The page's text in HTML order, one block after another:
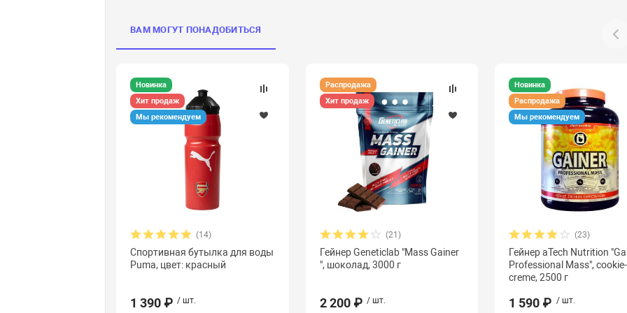
ВАМ МОГУТ ПОНАДОБИТЬСЯ
Новинка
Хит продаж
Мы рекомендуем
(14)
Спортивная бутылка для воды
Puma, цвет: красный
1 390 ₽ / шт.
Распродажа
Хит продаж
(21)
Гейнер Geneticlab "Mass Gainer
", шоколад, 3000 г
2 200 ₽ / шт.
Новинка
Распродажа
Мы рекомендуем
(23)
Гейнер aTech Nutrition
Professional Mass", cookie-
creme, 2500 г
1 590 ₽ / шт.